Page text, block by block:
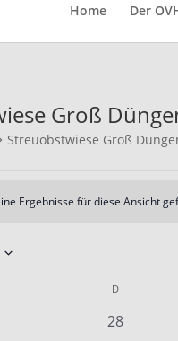
Home Der
Groß
Streuobstwiese Groß
Ergebnisse für diese Ansicht
D
0
28